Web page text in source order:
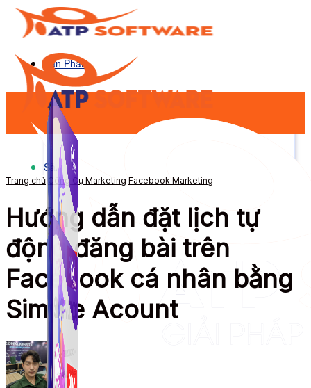
Sản Phẩm
Sản Phẩm
Trang chủ Công Cụ Marketing Facebook Marketing
Hướng dẫn đặt lịch tự
động đăng bài trên
Facebook cá nhân bằng
Simple Acount